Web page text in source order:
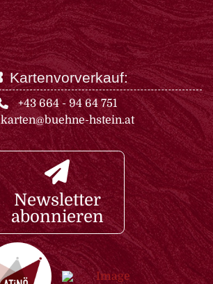
Kartenvorverkauf:
+43 664 - 94 64 751
karten@buehne-hstein.at
Newsletter
abonnieren